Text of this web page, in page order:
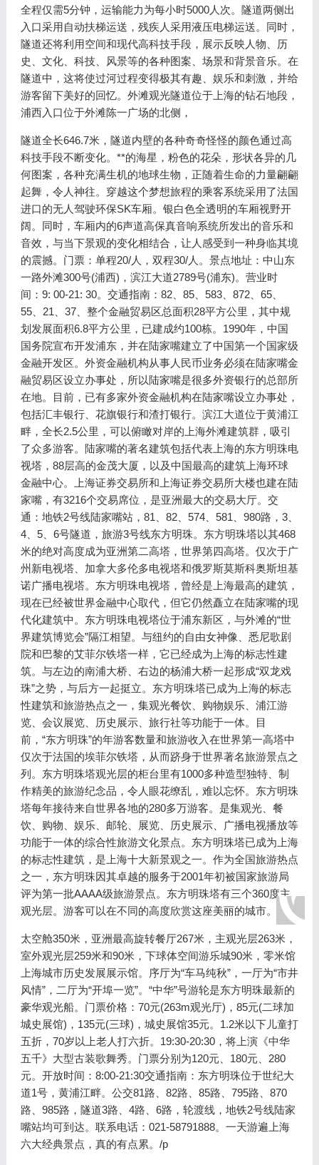
全程仅需5分钟，运输能力为每小时5000人次。隧道两侧出
入口采用自动扶梯运送，残疾人采用液压电梯运送。同时，
隧道还将利用空间和现代高科技手段，展示反映人物、历
史、文化、科技、风景等的各种图案、场景和背景音乐。在
隧道中，这将使过河过程变得极其有趣、娱乐和刺激，并给
游客留下美好的回忆。外滩观光隧道位于上海的钻石地段，
浦西入口位于外滩陈一广场的北侧，
隧道全长646.7米，隧道内壁的各种奇奇怪怪的颜色通过高
科技手段不断变化。**的海星，粉色的花朵，形状各异的几
何图案，各种充满生机的地球生物，正随着生命的力量翩翩
起舞，令人神往。穿越这个梦想旅程的乘客系统采用了法国
进口的无人驾驶环保SK车厢。银白色全透明的车厢视野开
阔。同时，车厢内的6声道高保真音响系统所发出的音乐和
音效，与当下景观的变化相结合，让人感受到一种身临其境
的震撼。门票：单程20/人，双程30/人。景点地址：中山东
一路外滩300号(浦西)，滨江大道2789号(浦东)。营业时
间：9: 00-21: 30。交通指南：82、85、583、872、65、
55、21、37、整个金融贸易区总面积28平方公里，其中规
划发展面积6.8平方公里，已建成约100栋。1990年，中国
国务院宣布开发浦东，并在陆家嘴建立了中国第一个国家级
金融开发区。外资金融机构从事人民币业务必须在陆家嘴金
融贸易区设立办事处，所以陆家嘴是很多外资银行的总部所
在地。目前，已有多家外资金融机构在陆家嘴设立办事处，
包括汇丰银行、花旗银行和渣打银行。滨江大道位于黄浦江
畔，全长2.5公里，可以俯瞰对岸的上海外滩建筑群，吸引
了众多游客。陆家嘴的著名建筑包括代表上海的东方明珠电
视塔，88层高的金茂大厦，以及中国最高的建筑上海环球
金融中心。上海证券交易所和上海证券交易所大楼也建在陆
家嘴，有3216个交易席位，是亚洲最大的交易大厅。交
通：地铁2号线陆家嘴站，81、82、574、581、980路，3、
4、5、6号隧道，旅游3号线东方明珠。东方明珠塔以其468
米的绝对高度成为亚洲第二高塔，世界第四高塔。仅次于广
州新电视塔、加拿大多伦多电视塔和俄罗斯莫斯科奥斯坦基
诺广播电视塔。东方明珠电视塔，曾经是上海最高的建筑，
现在已经被世界金融中心取代，但它仍然矗立在陆家嘴的现
代化建筑中。东方明珠电视塔位于浦东新区，与外滩的“世
界建筑博览会”隔江相望。与纽约的自由女神像、悉尼歌剧
院和巴黎的艾菲尔铁塔一样，它已经成为上海的标志性建
筑。与左边的南浦大桥、右边的杨浦大桥一起形成“双龙戏
珠”之势，与后方一起挺立。东方明珠塔已成为上海的标志
性建筑和旅游热点之一，集观光餐饮、购物娱乐、浦江游
览、会议展览、历史展示、旅行社等功能于一体。目
前，“东方明珠”的年游客数量和旅游收入在世界第一高塔中
仅次于法国的埃菲尔铁塔，从而跻身于世界著名旅游景点之
列。东方明珠塔观光层的柜台里有1000多种造型独特、制
作精美的旅游纪念品，令人眼花缭乱，难以忘怀。东方明珠
塔每年接待来自世界各地的280多万游客。是集观光、餐
饮、购物、娱乐、邮轮、展览、历史展示、广播电视播放等
功能于一体的综合性旅游文化景点。东方明珠塔已成为上海
的标志性建筑，是上海十大新景观之一。作为全国旅游热点
之一，东方明珠因其卓越的服务于2001年初被国家旅游局
评为第一批AAAA级旅游景点。东方明珠塔有三个360度主
观光层。游客可以在不同的高度欣赏这座美丽的城市。
太空舱350米，亚洲最高旋转餐厅267米，主观光层263米，
室外观光层259米和90米，下球体空间游乐城90米，零米馆
上海城市历史发展展示馆。序厅为“车马纯秋”，一厅为“市井
风情”，二厅为“开埠一览”。“中华”号游轮是东方明珠最新的
豪华观光船。门票价格：70元(263m观光厅)，85元(二球加
城史展馆)，135元(三球)，城史展馆35元。1.2米以下儿童打
五折，70岁以上老人打六折。19:30-20:30，将上演《中华
五千》大型古装歌舞秀。门票分别为120元、180元、280
元。开放时间：8:00-21:30交通指南：东方明珠位于世纪大
道1号，黄浦江畔。公交81路、82路、85路、795路、870
路、985路，隧道3路、4路、6路，轮渡线，地铁2号线陆家
嘴站均可到达。联系电话：021-58791888。一天游遍上海
六大经典景点，真的有点累。/p